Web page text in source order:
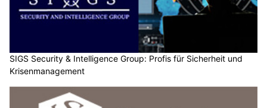
SIGS Security & Intelligence Group: Profis für Sicherheit und
Krisenmanagement